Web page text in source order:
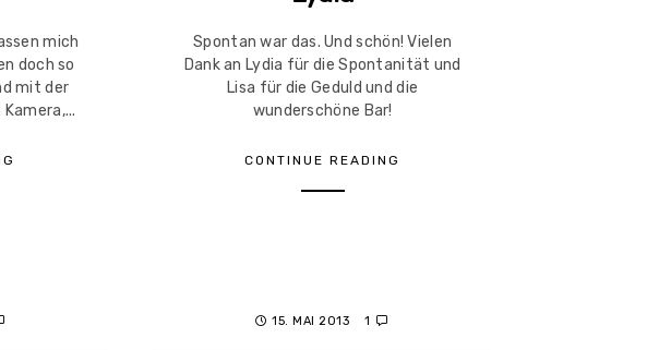
mich
doch so
mit der
Spontan war das. Und schön! Vielen
Dank an Lydia für die Spontanität und
Lisa für die Geduld und die
wunderschöne Bar!
CONTINUE READING
15. MAI 2013 1